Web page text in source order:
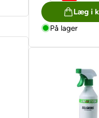
Læg i
På lager